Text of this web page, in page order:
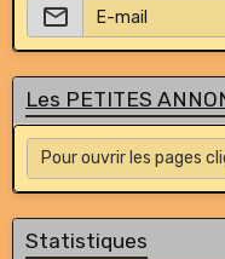
Les PETITES
Statistiques